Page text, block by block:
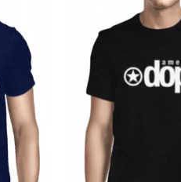
Ajouter
wishlist